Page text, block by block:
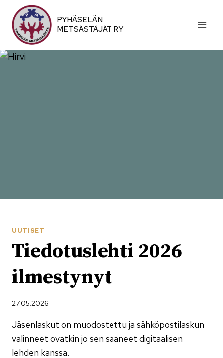
sisältöön
PYHÄSELÄN
METSÄSTÄJÄT RY
UUTISET
Tiedotuslehti 2026
ilmestynyt
27.05.2026
Jäsenlaskut on muodostettu ja sähköpostilaskun
valinneet ovatkin jo sen saaneet digitaalisen
lehden kanssa.